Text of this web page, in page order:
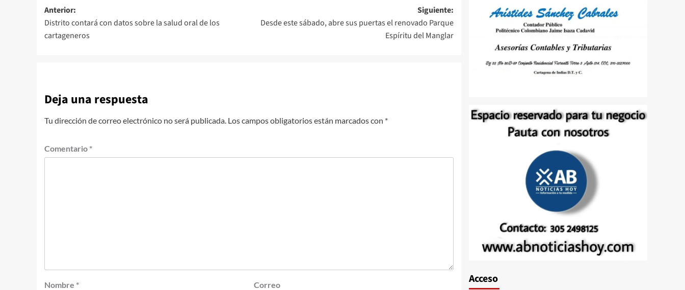
Navegación
de
entradas
Anterior:
Distrito contará con datos sobre la salud oral de los
cartageneros
Siguiente:
Desde este sábado, abre sus puertas el renovado Parque
Espíritu del Manglar
Deja una respuesta
Tu dirección de correo electrónico no será publicada. Los campos obligatorios están marcados con *
Comentario *
Nombre *
Correo
Acceso